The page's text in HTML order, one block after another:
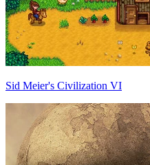
Sid Meier's Civilization VI